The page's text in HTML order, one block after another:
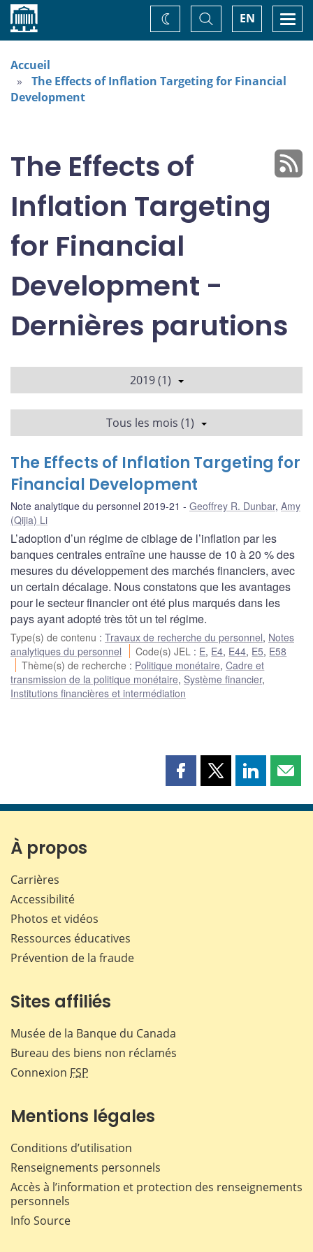
Accueil EN
Basculer
la
recherche
Changez
de
Accueil
The Effects of Inflation Targeting for Financial
Development
The Effects of
Inflation Targeting
for Financial
Development -
Dernières parutions
2019 (1)
Tous les mois (1)
The Effects of Inflation Targeting for
Financial Development
Note analytique du personnel 2019-21 Geoffrey R. Dunbar, Amy
(Qijia) Li
L’adoption d’un régime de ciblage de l’inflation par les
banques centrales entraîne une hausse de 10 à 20 % des
mesures du développement des marchés financiers, avec
un certain décalage. Nous constatons que les avantages
pour le secteur financier ont été plus marqués dans les
pays ayant adopté très tôt un tel régime.
Type(s) de contenu : Travaux de recherche du personnel, Notes
analytiques du personnel
Code(s) JEL : E, E4, E44, E5, E58
Thème(s) de recherche : Politique monétaire,Cadre et
transmission de la politique monétaire, Système financier,
Institutions financières et intermédiation
Partager
page
Partager
page
Partager
page page
À propos
Carrières
Accessibilité
Photos et vidéos
Ressources éducatives
Prévention de la fraude
Sites affiliés
Musée de la Banque du Canada
Bureau des biens non réclamés
Connexion FSP
Mentions légales
Conditions d’utilisation
Renseignements personnels
Accès à l’information et protection des renseignements
personnels
Info Source